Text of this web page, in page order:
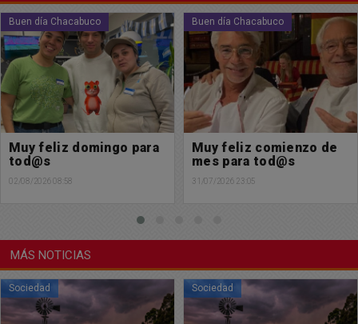
Buen día Chacabuco
Muy feliz comienzo de
mes para tod@s
31/07/2026 23:05
Buen día Chacabuco
Alerta Metereológico:
Se esperan fuertes
tormentas para las
próximas horas
MÁS NOTICIAS
Sociedad Sociedad